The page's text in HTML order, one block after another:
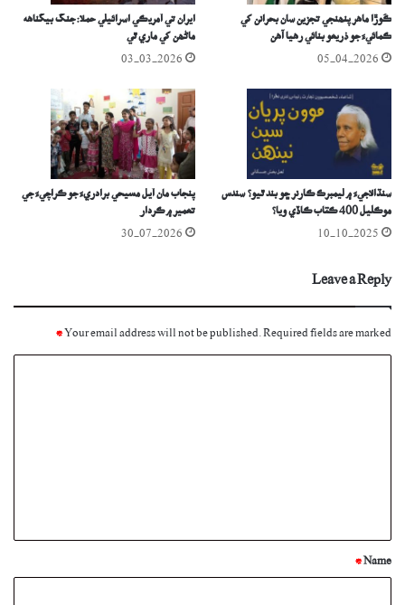
ڪُوڙا ماهر پنھنجي تجزين سان بحرانن کي
ڪمائيءَ جو ذريعو بنائي رھيا آھن
05-04-2026
​ايران تي آمريڪي اسرائيلي حملا: جنگ بيگناهه
ماڻھن کي ماري ٿي
03-03-2026
سنڌالاجيءَ ۾ ليمبرڪ ڪارنر ڇو بند ٿيو؟ سندس
موڪليل 400 ڪتاب ڪاڏي ويا؟
10-10-2025
پنجاب مان آيل مسيحي برادريءَ جو ڪراچيءَ جي
تعمير ۾ ڪردار
30-07-2026
Leave a Reply
Your email address will not be published.Required fields are marked
*
*
Name
*